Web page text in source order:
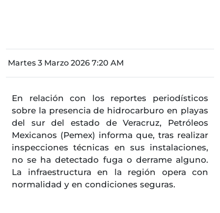
Martes 3 Marzo 2026 7:20 AM
En relación con los reportes periodísticos
sobre la presencia de hidrocarburo en playas
del sur del estado de Veracruz, Petróleos
Mexicanos (Pemex) informa que, tras realizar
inspecciones técnicas en sus instalaciones,
no se ha detectado fuga o derrame alguno.
La infraestructura en la región opera con
normalidad y en condiciones seguras.